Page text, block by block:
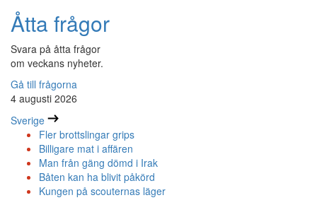
Åtta frågor
Svara på åtta frågor
om veckans nyheter.
Gå till frågorna
4 augusti 2026
Sverige
Fler brottslingar grips
Billigare mat i affären
Man från gäng dömd i Irak
Båten kan ha blivit påkörd
Kungen på scouternas läger